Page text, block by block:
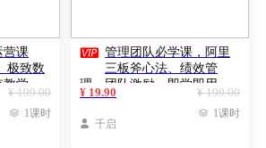
营课
极致数
学，
+
¥ 199.00
 1课时
 管理团队必学课，阿里
三板斧心法、绩效管
理、团队激励，即学即用，
快速打造高效能团队
¥ 199.00
¥ 19.90
 千启
 1课时